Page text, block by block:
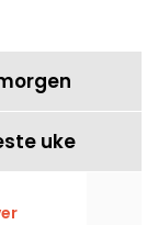
uke